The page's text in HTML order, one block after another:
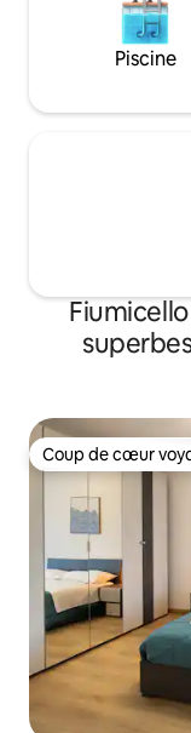
Piscine
Coup de cœur
Coup de cœur